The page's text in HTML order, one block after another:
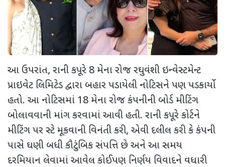
આ ઉપરાંત, રાની કપૂરે 8 મેના રોજ રઘુવંશી ઇન્વેસ્ટમેન્ટ
પ્રાઇવેટ લિમિટેડ દ્વારા બહાર પડાયેલી નોટિસને પણ પડકાર્યો
હતો. આ નોટિસમાં 18 મેના રોજ કંપનીની બોર્ડ મીટિંગ
બોલાવવાની માંગ કરવામાં આવી હતી. રાની કપૂરે કોર્ટને
મીટિંગ પર સ્ટે મૂકવાની વિનંતી કરી, એવી દલીલ કરી કે કંપની
પાસે ઘણી બધી કૌટુંબિક સંપત્તિ છે અને આ સમય
દરમિયાન લેવામાં આવેલ કોઈપણ નિર્ણય વિવાદને વધારી